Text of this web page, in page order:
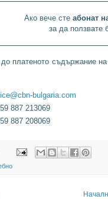
Ако вече сте абонат
за да ползвате
платеното съдържание
bulgaria.com
887 213069
887 208069